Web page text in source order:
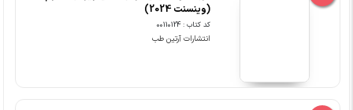
(وینسنت 2024)
کد کتاب : 00110124
انتشارات آرتین طب